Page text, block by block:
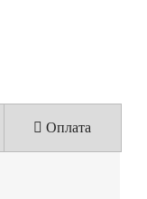
Оплата